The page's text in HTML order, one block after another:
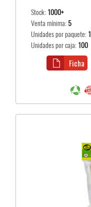
Stock: 1000+
Venta mínima: 5
Unidades por paquete: 1
Unidades por caja: 100
Ficha